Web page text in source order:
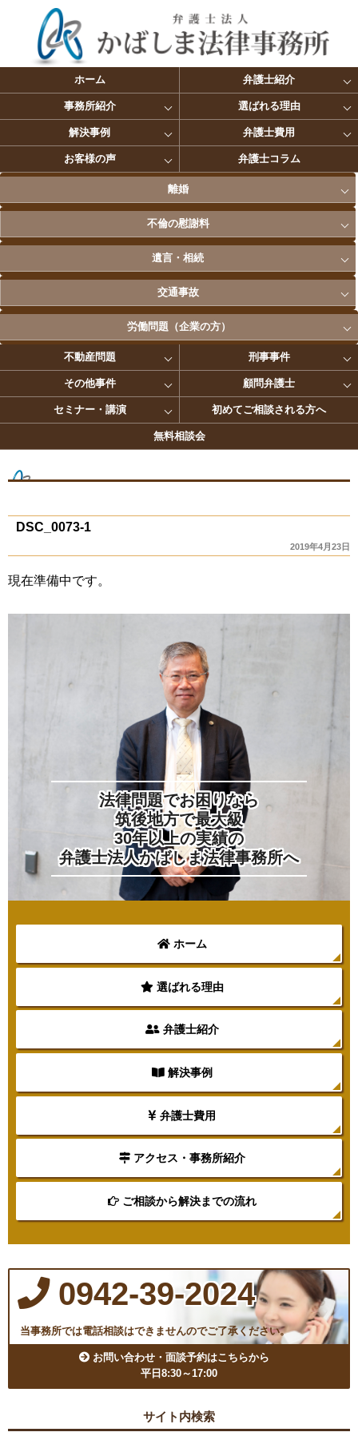
ホーム 弁護士紹介
事務所紹介 選ばれる理由
解決事例 弁護士費用
お客様の声 弁護士コラム
離婚
不倫の慰謝料
遺言・相続
交通事故
労働問題（企業の方）
不動産問題 刑事事件
その他事件 顧問弁護士
セミナー・講演 初めてご相談される方へ
無料相談会
DSC_0073-1
2019年4月23日
現在準備中です。
法律問題でお困りなら
筑後地方で最大級
30年以上の実績の
弁護士法人かばしま法律事務所へ
ホーム
選ばれる理由
弁護士紹介
解決事例
弁護士費用
アクセス・事務所紹介
ご相談から解決までの流れ
0942-39-2024
当事務所では電話相談はできませんのでご了承ください。
お問い合わせ・面談予約はこちらから
平日8:30～17:00
サイト内検索